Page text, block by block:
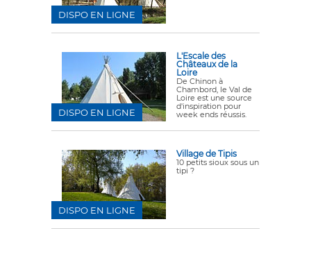
DISPO EN LIGNE
L'Escale des
Châteaux de la
Loire
De Chinon à
Chambord, le Val de
Loire est une source
d'inspiration pour
week ends réussis.
DISPO EN LIGNE
Village de Tipis
10 petits sioux sous un
tipi ?
DISPO EN LIGNE